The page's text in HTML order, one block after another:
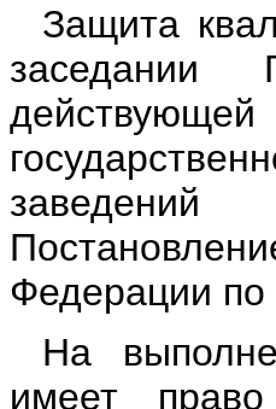
Защита
заседании
заведений
Федерации
На
имеет